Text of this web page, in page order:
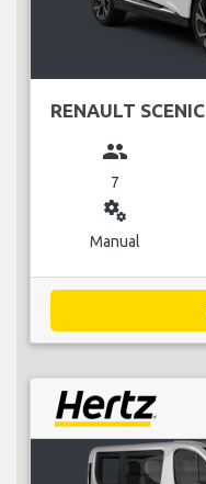
RENAULT SCENIC
group
7
miscellaneous_services
Manual